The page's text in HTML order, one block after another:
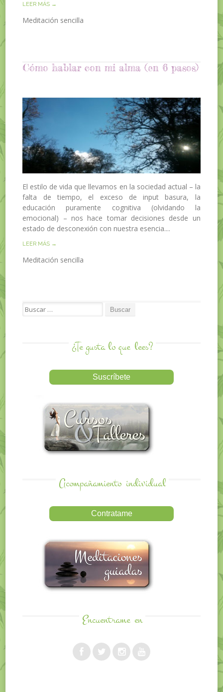
LEER MÁS →
Meditación sencilla
Cómo hablar con mi alma (en 6 pasos)
El estilo de vida que llevamos en la sociedad actual – la
falta de tiempo, el exceso de input basura, la
educación puramente cognitiva (olvidando la
emocional) – nos hace tomar decisiones desde un
estado de desconexión con nuestra esencia....
LEER MÁS →
Meditación sencilla
Search for:
¿Te gusta lo que lees?
Acompañamiento individual
Encuentrame en